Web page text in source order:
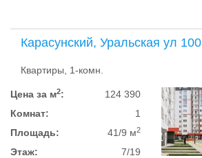
Карасунский, Уральская ул 100
Квартиры, 1-комн.
Цена за м2:
124 390
Комнат:
1
Площадь:
41/9 м2
Этаж:
7/19